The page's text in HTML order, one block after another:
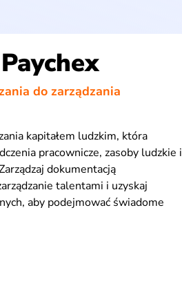
do zarządzania
kapitałem ludzkim, która
pracownicze, zasoby ludzkie i
dokumentacją
talentami i uzyskaj
aby podejmować świadome